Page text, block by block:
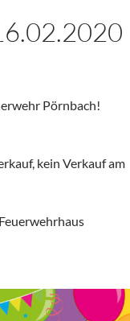
Pörnbach!
kein Verkauf am